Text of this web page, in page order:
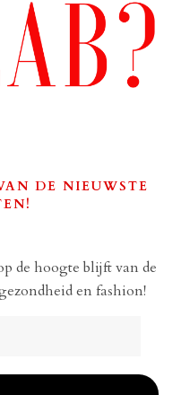
DE NIEUWSTE
de hoogte blijft van de
en fashion!